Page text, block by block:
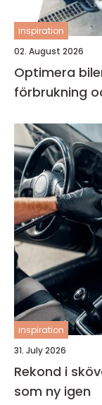
inspiration
02. August 2026
Optimera
förbrukning
inspiration
31. July 2026
Rekond i skövde så får du bilen att
som ny igen